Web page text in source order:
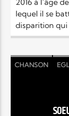
lequel il se
disparition qui
CHANSON